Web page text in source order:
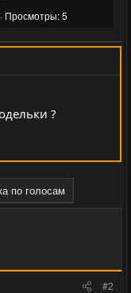
Просмотры: 5
?
по голосам
#2